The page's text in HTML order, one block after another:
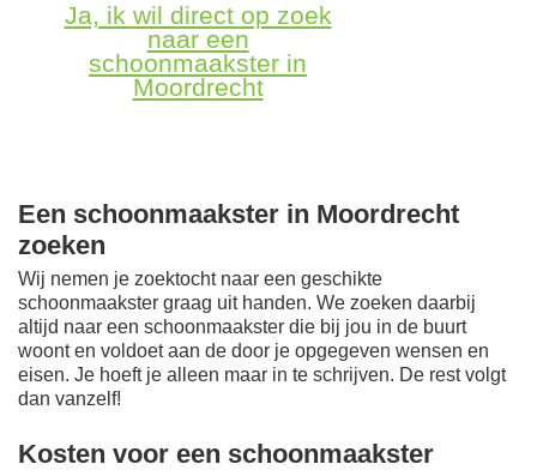
Ja, ik wil direct op zoek
naar een
schoonmaakster in
Moordrecht
Een schoonmaakster in Moordrecht
zoeken
Wij nemen je zoektocht naar een geschikte
schoonmaakster graag uit handen. We zoeken daarbij
altijd naar een schoonmaakster die bij jou in de buurt
woont en voldoet aan de door je opgegeven wensen en
eisen. Je hoeft je alleen maar in te schrijven. De rest volgt
dan vanzelf!
Kosten voor een schoonmaakster